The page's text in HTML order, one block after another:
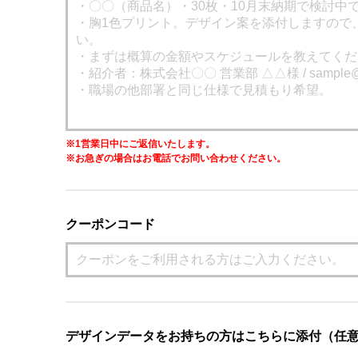
※1営業日中にご返信いたします。
※お急ぎの場合はお電話でお問い合わせください。
クーポンコード
デザインデータをお持ちの方はこちらに添付（任